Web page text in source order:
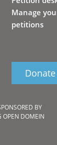
Manage
petitions
BY
OPEN DOMEIN